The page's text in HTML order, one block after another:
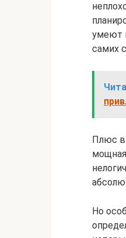
умеют
самих
Плюс в
Но